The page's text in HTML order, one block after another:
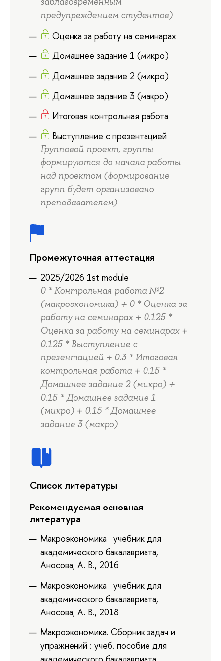
предупреждением студентов)
Оценка за работу на семинарах
Домашнее задание 1 (микро)
Домашнее задание 2 (микро)
Домашнее задание 3 (макро)
Итоговая контрольная работа
Выступление с презентацией
Групповой проект, группы
формируются до начала работы
над проектом (формирование
групп будет организовано
преподавателем)
Промежуточная аттестация
2025/2026 1st module
0 * Контрольная работа №2
(макроэкономика) + 0 * Оценка за
работу на семинарах + 0.125 *
Оценка за работу на семинарах +
0.125 * Выступление с
презентацией + 0.3 * Итоговая
контрольная работа + 0.15 *
Домашнее задание 2 (микро) +
0.15 * Домашнее задание 1
(микро) + 0.15 * Домашнее
задание 3 (макро)
Список литературы
Рекомендуемая основная
литература
Макроэкономика : учебник для
академического бакалавриата,
Аносова, А. В., 2016
Макроэкономика : учебник для
академического бакалавриата,
Аносова, А. В., 2018
Макроэкономика. Сборник задач и
упражнений : учеб. пособие для